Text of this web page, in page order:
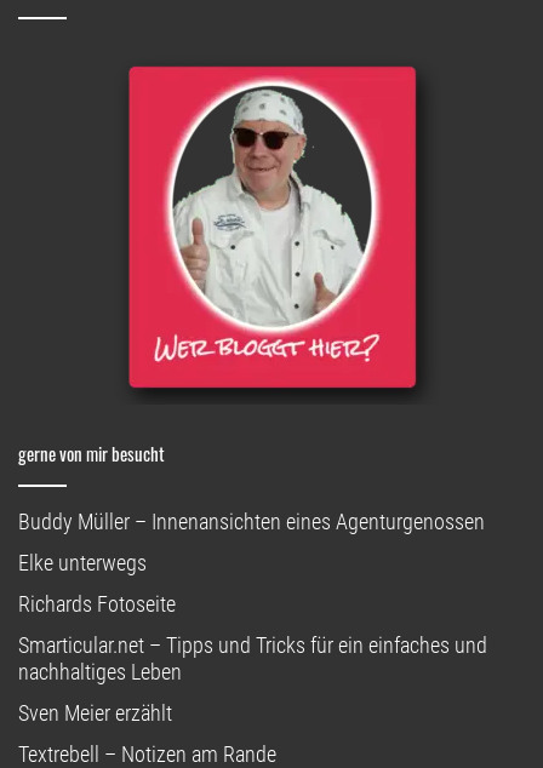
gerne von mir besucht
Buddy Müller – Innenansichten eines Agenturgenossen
Elke unterwegs
Richards Fotoseite
Smarticular.net – Tipps und Tricks für ein einfaches und
nachhaltiges Leben
Sven Meier erzählt
Textrebell – Notizen am Rande